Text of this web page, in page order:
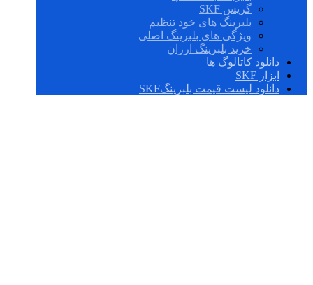
گریس SKF
بلبرینگ های خود تنظیم
ویژگی های بلبرینگ اصلی
خرید بلبرینگ ارزان
دانلود کاتالوگ ها
ابزار SKF
دانلود لیست قیمت بلبرینگSKF